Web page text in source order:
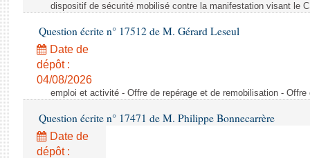
dispositif de sécurité mobilisé contre la manifestation visant le
Question écrite n° 17512 de M. Gérard Leseul
Date de
dépôt :
04/08/2026
emploi et activité - Offre de repérage et de remobilisation -
Question écrite n° 17471 de M. Philippe Bonnecarrère
Date de
dépôt :